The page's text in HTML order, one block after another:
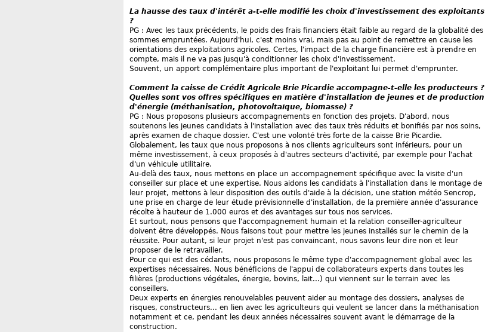
La hausse des taux d'intérêt a-t-elle modifié les choix d'investissement des exploitants
?
PG : Avec les taux précédents, le poids des frais financiers était faible au regard de la globalité des
sommes empruntées. Aujourd'hui, c'est moins vrai, mais pas au point de remettre en cause les
orientations des exploitations agricoles. Certes, l'impact de la charge financière est à prendre en
compte, mais il ne va pas jusqu'à conditionner les choix d'investissement.
Souvent, un apport complémentaire plus important de l'exploitant lui permet d'emprunter.
Comment la caisse de Crédit Agricole Brie Picardie accompagne-t-elle les producteurs ?
Quelles sont vos offres spécifiques en matière d'installation de jeunes et de production
d'énergie (méthanisation, photovoltaïque, biomasse) ?
PG : Nous proposons plusieurs accompagnements en fonction des projets. D'abord, nous
soutenons les jeunes candidats à l'installation avec des taux très réduits et bonifiés par nos soins,
après examen de chaque dossier. C'est une volonté très forte de la caisse Brie Picardie.
Globalement, les taux que nous proposons à nos clients agriculteurs sont inférieurs, pour un
même investissement, à ceux proposés à d'autres secteurs d'activité, par exemple pour l'achat
d'un véhicule utilitaire.
Au-delà des taux, nous mettons en place un accompagnement spécifique avec la visite d'un
conseiller sur place et une expertise. Nous aidons les candidats à l'installation dans le montage de
leur projet, mettons à leur disposition des outils d'aide à la décision, une station météo Sencrop,
une prise en charge de leur étude prévisionnelle d'installation, de la première année d'assurance
récolte à hauteur de 1.000 euros et des avantages sur tous nos services.
Et surtout, nous pensons que l'accompagnement humain et la relation conseiller-agriculteur
doivent être développés. Nous faisons tout pour mettre les jeunes installés sur le chemin de la
réussite. Pour autant, si leur projet n'est pas convaincant, nous savons leur dire non et leur
proposer de le retravailler.
Pour ce qui est des cédants, nous proposons le même type d'accompagnement global avec les
expertises nécessaires. Nous bénéficions de l'appui de collaborateurs experts dans toutes les
filières (productions végétales, énergie, bovins, lait...) qui viennent sur le terrain avec les
conseillers.
Deux experts en énergies renouvelables peuvent aider au montage des dossiers, analyses de
risques, constructeurs... en lien avec les agriculteurs qui veulent se lancer dans la méthanisation
notamment et ce, pendant les deux années nécessaires souvent avant le démarrage de la
construction.